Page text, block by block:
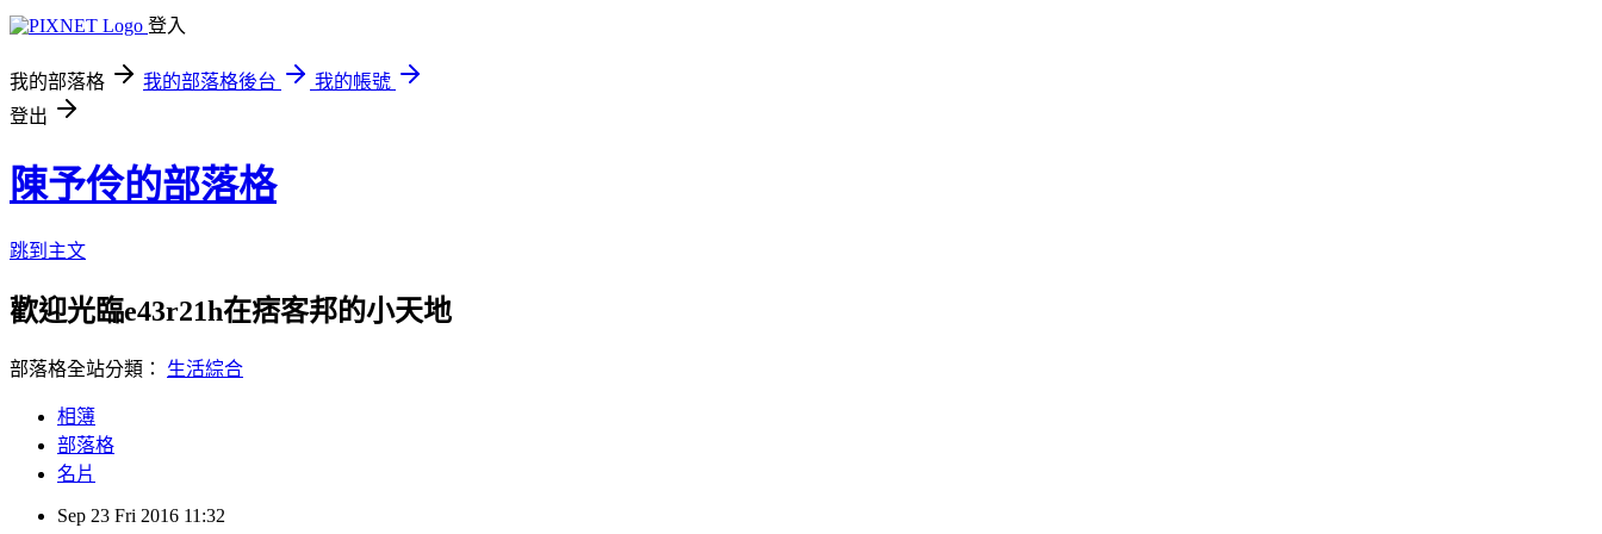
登入
我的部落格 我的部落格後台
我的帳號
登出
陳予伶的部落格
跳到主文
歡迎光臨e43r21h在痞客邦的小天地
部落格全站分類： 生活綜合
相簿
部落格
名片
Sep 23 Fri 2016 11:32